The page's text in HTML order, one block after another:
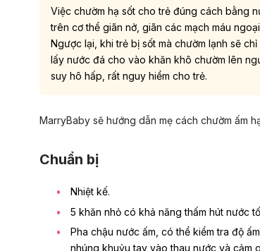
Việc chườm hạ sốt cho trẻ đúng cách bằng
trên cơ thể giãn nở, giãn các mạch máu
Ngược lại, khi trẻ bị sốt mà chườm lạnh sẽ
lấy nước đá cho vào khăn khô chườm lên
suy hô hấp, rất nguy hiểm cho trẻ.
MarryBaby sẽ hướng dẫn mẹ cách chườm ấm
Chuẩn bị
Nhiệt kế.
5 khăn nhỏ có khả năng thấm hút nước
Pha chậu nước ấm, có thể kiểm tra độ
nhúng khuỷu tay vào thau nước và cảm